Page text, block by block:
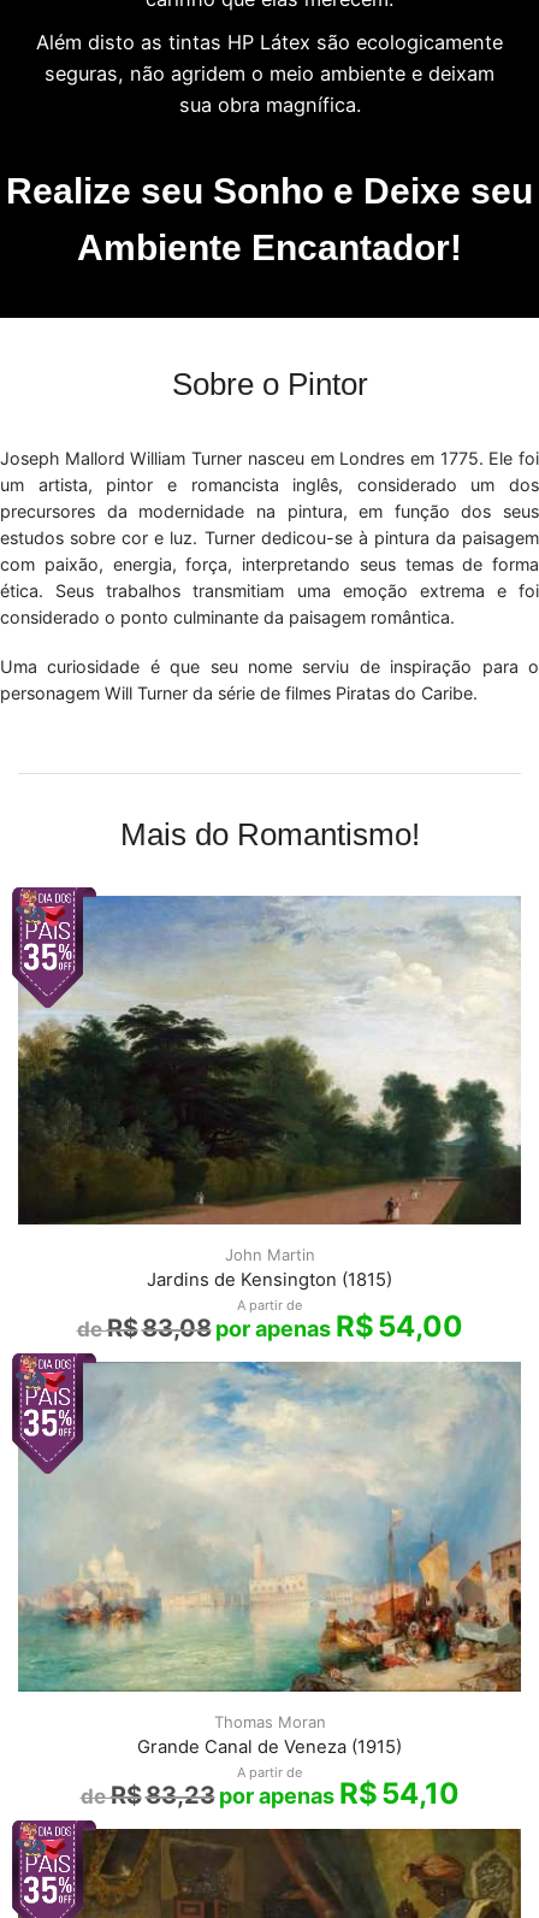
Além disto as tintas HP Látex são ecologicamente
seguras, não agridem o meio ambiente e deixam
sua obra magnífica.
Realize seu Sonho e Deixe seu
Ambiente Encantador!
Sobre o Pintor
Joseph Mallord William Turner nasceu em Londres em 1775. Ele foi
um artista, pintor e romancista inglês, considerado um dos
precursores da modernidade na pintura, em função dos seus
estudos sobre cor e luz. Turner dedicou-se à pintura da paisagem
com paixão, energia, força, interpretando seus temas de forma
ética. Seus trabalhos transmitiam uma emoção extrema e foi
considerado o ponto culminante da paisagem romântica.
Uma curiosidade é que seu nome serviu de inspiração para o
personagem Will Turner da série de filmes Piratas do Caribe.
Mais do Romantismo!
John Martin
Jardins de Kensington (1815)
A partir de
R$83,08 R$54,00
Thomas Moran
Grande Canal de Veneza (1915)
A partir de
R$83,23 R$54,10